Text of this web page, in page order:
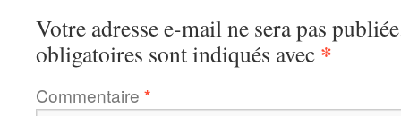
Votre adresse e-mail ne sera pas
obligatoires sont indiqués avec *
Commentaire *